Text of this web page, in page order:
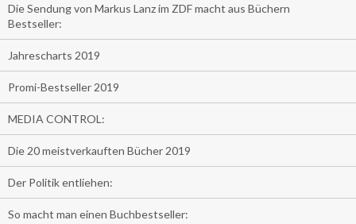
Die Sendung von Markus Lanz im ZDF macht aus Büchern
Bestseller:
Jahrescharts 2019
Promi-Bestseller 2019
MEDIA CONTROL:
Die 20 meistverkauften Bücher 2019
Der Politik entliehen:
So macht man einen Buchbestseller: